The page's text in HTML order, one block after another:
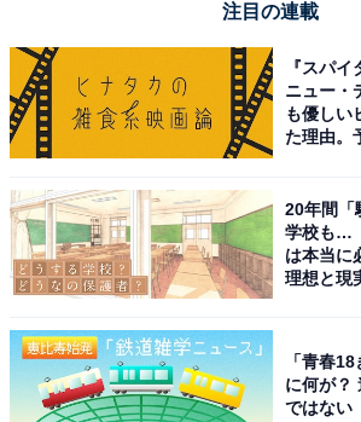
出品者が購入者に受取評価を催促する
気持ちに寄り添うことも大切になって
ら、なんだか嫌な気持ちになりません
ス評価をつけることはないとは思い
取引になってしまうかもしれません。
注目の連載
『スパ
ニュー・
も優しい
た理由。
20年間「
学校も…
は本当に
理想と現
「青春
に何が？
ではない